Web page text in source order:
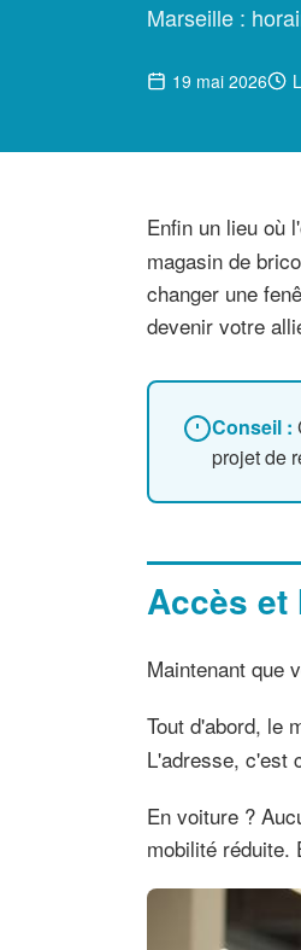
Marseille :
19 mai 2026
Enfin un lieu où
magasin de
changer une
devenir votre
Conseil :
projet de
Accès et
Maintenant que
Tout d'abord, le
L'adresse, c'est
En voiture ?
mobilité réduite.